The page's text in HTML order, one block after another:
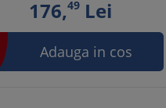
176,49Lei
Adauga in cos